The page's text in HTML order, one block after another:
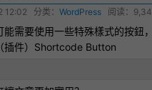
12:02 分类： WordPress 阅读：
能需要使用一些特殊樣式的按鈕
（插件） Shortcode Button